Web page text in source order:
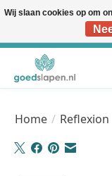
Vóór 12u besteld, volgende
Home /
Wij slaan cookies op om